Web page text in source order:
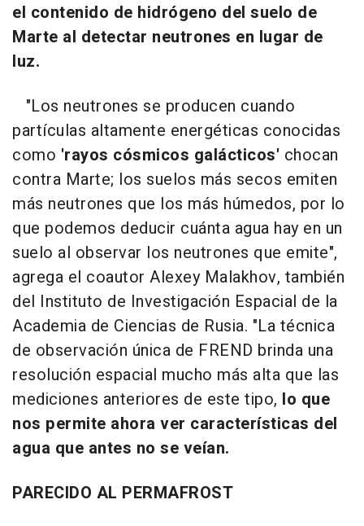
el contenido de hidrógeno del suelo de
Marte al detectar neutrones en lugar de
luz.
"Los neutrones se producen cuando
partículas altamente energéticas conocidas
como 'rayos cósmicos galácticos' chocan
contra Marte; los suelos más secos emiten
más neutrones que los más húmedos, por lo
que podemos deducir cuánta agua hay en un
suelo al observar los neutrones que emite",
agrega el coautor Alexey Malakhov, también
del Instituto de Investigación Espacial de la
Academia de Ciencias de Rusia. "La técnica
de observación única de FREND brinda una
resolución espacial mucho más alta que las
mediciones anteriores de este tipo, lo que
nos permite ahora ver características del
agua que antes no se veían.
PARECIDO AL PERMAFROST